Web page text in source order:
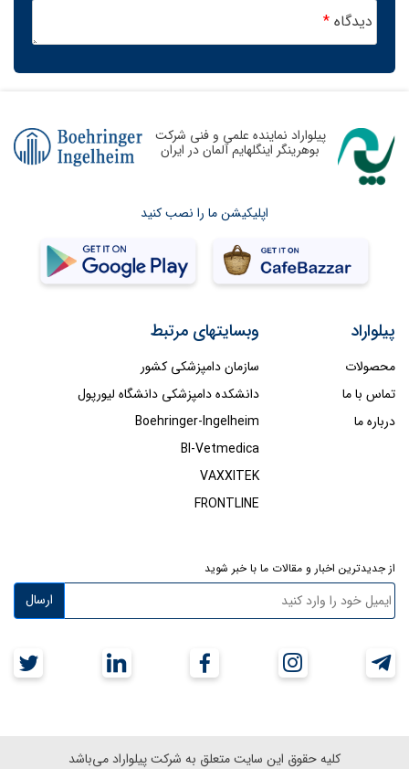
دیدگاه *
پیلواراد نماینده علمی و فنی شرکت
بوهرینگر اینگلهایم آلمان در ایران
اپلیکیشن ما را نصب کنید
پیلواراد
محصولات
تماس با ما
درباره ما
وبسایتهای مرتبط
سازمان دامپزشکی کشور
دانشکده دامپزشکی دانشگاه لیورپول
Boehringer-Ingelheim
BI-Vetmedica
VAXXITEK
FRONTLINE
از جدیدترین اخبار و مقالات ما با خبر شوید
ارسال
کلیه حقوق این سایت متعلق به شرکت پیلواراد می‌باشد